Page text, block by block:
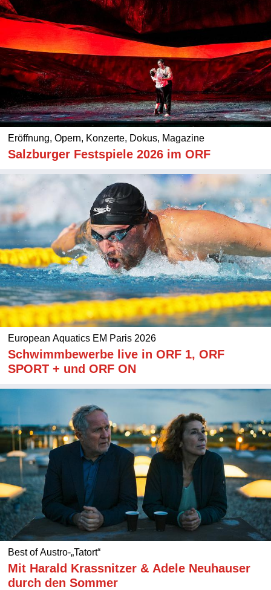
Eröffnung, Opern, Konzerte, Dokus, Magazine
Salzburger Festspiele 2026 im ORF
European Aquatics EM Paris 2026
Schwimmbewerbe live in ORF 1, ORF
SPORT + und ORF ON
Best of Austro-„Tatort“
Mit Harald Krassnitzer & Adele Neuhauser
durch den Sommer